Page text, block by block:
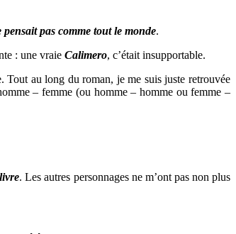
pensait pas comme tout le monde.
: une vraie Calimero, c’était insupportable.
au long du roman, je me suis juste retrouvée
– femme (ou homme – homme ou femme –
. Les autres personnages ne m’ont pas non plus